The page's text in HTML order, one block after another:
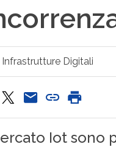
Infrastrutture Digitali
Iot sono